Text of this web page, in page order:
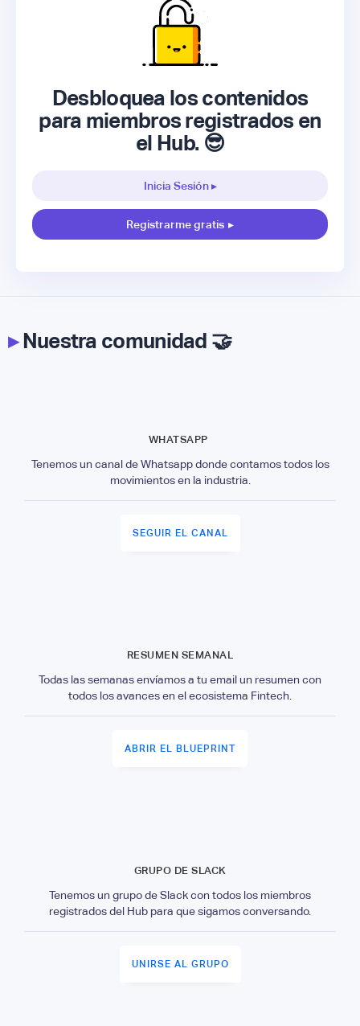
Desbloquea los contenidos
para miembros registrados en
el Hub. 😎
Inicia Sesión ▸
Registrarme gratis ▸
▸Nuestra comunidad 🤝
WHATSAPP
Tenemos un canal de Whatsapp donde contamos todos los
movimientos en la industria.
SEGUIR EL CANAL
RESUMEN SEMANAL
Todas las semanas envíamos a tu email un resumen con
todos los avances en el ecosistema Fintech.
ABRIR EL BLUEPRINT
GRUPO DE SLACK
Tenemos un grupo de Slack con todos los miembros
registrados del Hub para que sigamos conversando.
UNIRSE AL GRUPO